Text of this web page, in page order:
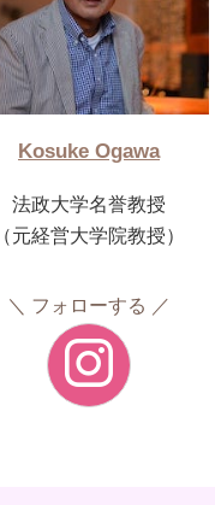
Kosuke Ogawa
法政大学名誉教授
（元経営大学院教授）
フォローする